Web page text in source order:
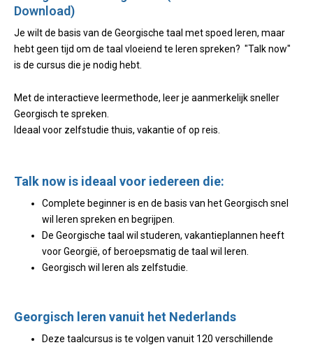
Download)
Je wilt de basis van de Georgische taal met spoed leren, maar
hebt geen tijd om de taal vloeiend te leren spreken? "Talk now"
is de cursus die je nodig hebt.
Met de interactieve leermethode, leer je aanmerkelijk sneller
Georgisch te spreken.
Ideaal voor zelfstudie thuis, vakantie of op reis.
Talk now is ideaal voor iedereen die:
Complete beginner is en de basis van het Georgisch snel
wil leren spreken en begrijpen.
De Georgische taal wil studeren, vakantieplannen heeft
voor Georgië, of beroepsmatig de taal wil leren.
Georgisch wil leren als zelfstudie.
Georgisch leren vanuit het Nederlands
Deze taalcursus is te volgen vanuit 120 verschillende